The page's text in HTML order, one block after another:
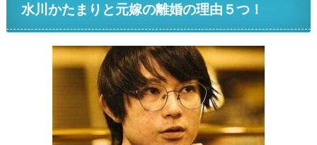
水川かたまりと元嫁の離婚の理由５つ！